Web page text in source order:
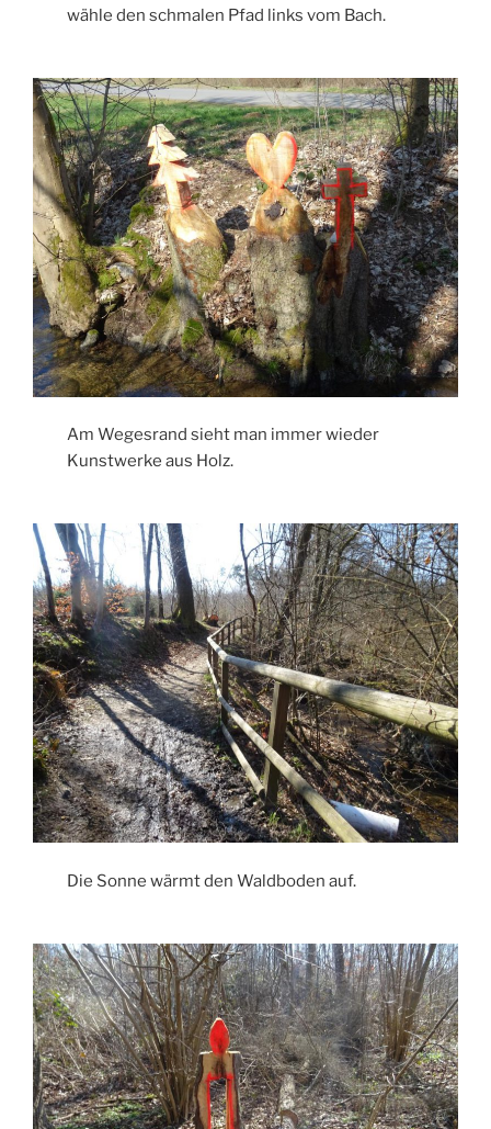
wähle den schmalen Pfad links vom Bach.
Am Wegesrand sieht man immer wieder
Kunstwerke aus Holz.
Die Sonne wärmt den Waldboden auf.